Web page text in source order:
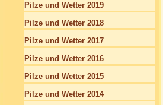
Pilze und Wetter 2019
Pilze und Wetter 2018
Pilze und Wetter 2017
Pilze und Wetter 2016
Pilze und Wetter 2015
Pilze und Wetter 2014